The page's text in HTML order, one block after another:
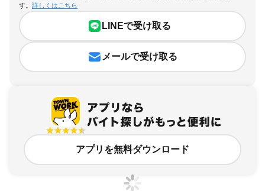
す。 詳しくはこちら
LINEで受け取る
メールで受け取る
アプリを無料ダウンロード